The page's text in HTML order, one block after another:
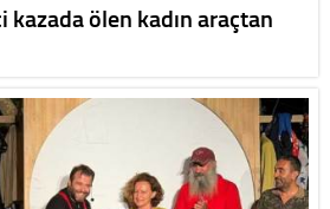
ölen kadın araçtan